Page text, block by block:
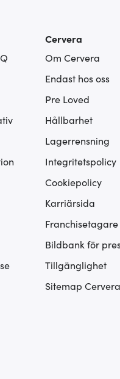
Cervera
Om Cervera
Endast hos oss
Pre Loved
Hållbarhet
Lagerrensning
Integritetspolicy
Cookiepolicy
Karriärsida
Franchisetagare
Bildbank för
Tillgänglighet
Sitemap Cervera